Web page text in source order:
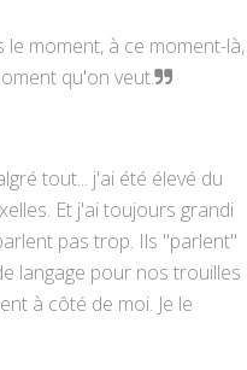
le moment, à ce moment-là,
qu'on veut.
tout... j'ai été élevé du
Et j'ai toujours grandi
pas trop. Ils "parlent"
langage pour nos trouilles
à côté de moi. Je le